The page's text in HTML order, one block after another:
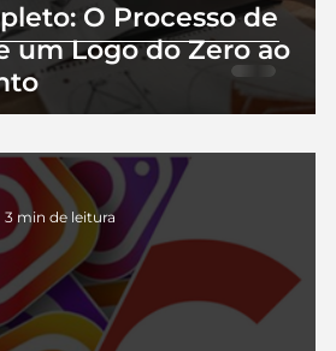
O Processo de
um Logo do Zero ao
3 min de leitura